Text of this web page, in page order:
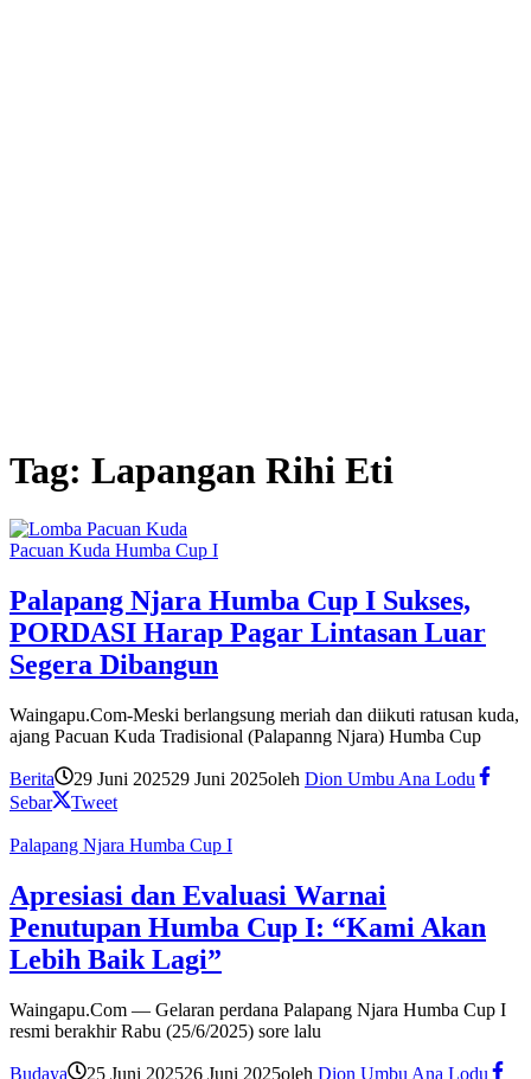
Tag: Lapangan Rihi Eti
Pacuan Kuda Humba Cup I
Palapang Njara Humba Cup I Sukses,
PORDASI Harap Pagar Lintasan Luar
Segera Dibangun
Waingapu.Com-Meski berlangsung meriah dan diikuti ratusan kuda,
ajang Pacuan Kuda Tradisional (Palapanng Njara) Humba Cup
Berita 29 Juni 202529 Juni 2025oleh Dion Umbu Ana Lodu
Sebar
Tweet
Palapang Njara Humba Cup I
Apresiasi dan Evaluasi Warnai
Penutupan Humba Cup I: “Kami Akan
Lebih Baik Lagi”
Waingapu.Com — Gelaran perdana Palapang Njara Humba Cup I
resmi berakhir Rabu (25/6/2025) sore lalu
Budaya 25 Juni 202526 Juni 2025oleh Dion Umbu Ana Lodu